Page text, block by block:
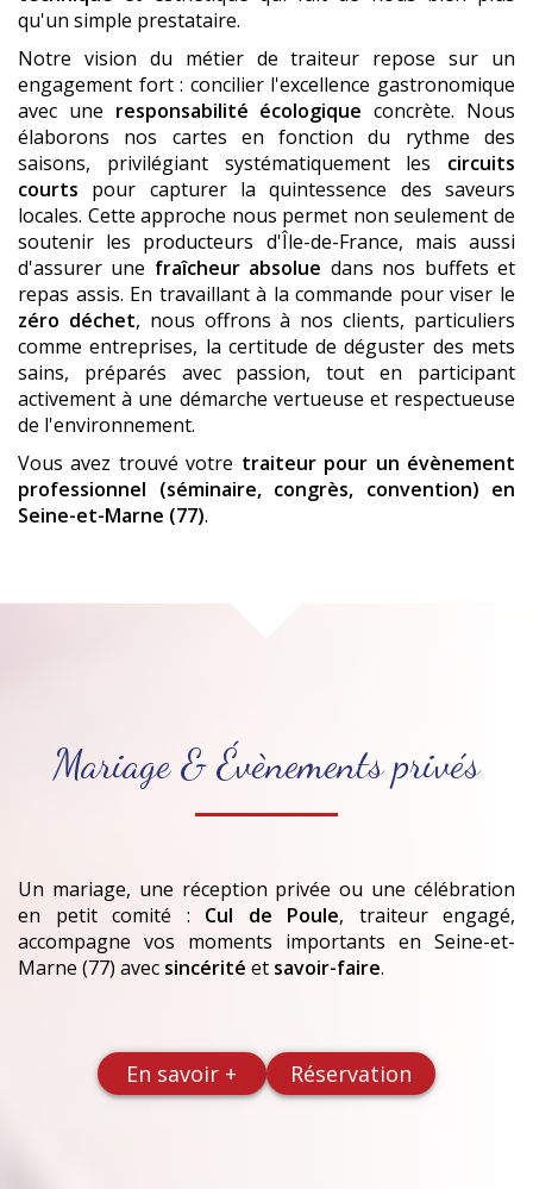
qu'un simple prestataire.
Notre vision du métier de traiteur repose sur un
engagement fort : concilier l'excellence gastronomique
avec une responsabilité écologique concrète. Nous
élaborons nos cartes en fonction du rythme des
saisons, privilégiant systématiquement les circuits
courts pour capturer la quintessence des saveurs
locales. Cette approche nous permet non seulement de
soutenir les producteurs d'Île-de-France, mais aussi
d'assurer une fraîcheur absolue dans nos buffets et
repas assis. En travaillant à la commande pour viser le
zéro déchet, nous offrons à nos clients, particuliers
comme entreprises, la certitude de déguster des mets
sains, préparés avec passion, tout en participant
activement à une démarche vertueuse et respectueuse
de l'environnement.
Vous avez trouvé votre traiteur pour un évènement
professionnel (séminaire, congrès, convention) en
Seine-et-Marne (77).
Mariage & Évènements privés
Un mariage, une réception privée ou une célébration
en petit comité : Cul de Poule, traiteur engagé,
accompagne vos moments importants en Seine-et-
Marne (77) avec sincérité et savoir-faire.
En savoir + Réservation